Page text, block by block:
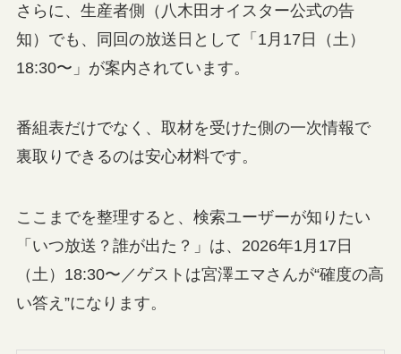
さらに、生産者側（八木田オイスター公式の告
知）でも、同回の放送日として「1月17日（土）
18:30〜」が案内されています。
番組表だけでなく、取材を受けた側の一次情報で
裏取りできるのは安心材料です。
ここまでを整理すると、検索ユーザーが知りたい
「いつ放送？誰が出た？」は、2026年1月17日
（土）18:30〜／ゲストは宮澤エマさんが“確度の高
い答え”になります。